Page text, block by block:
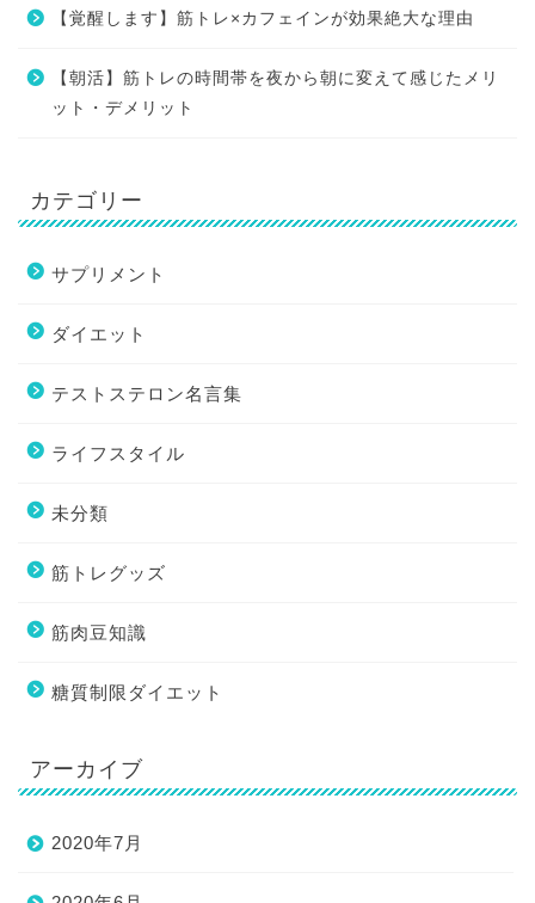
【覚醒します】筋トレ×カフェインが効果絶大な理由
【朝活】筋トレの時間帯を夜から朝に変えて感じたメリ
ット・デメリット
カテゴリー
サプリメント
ダイエット
テストステロン名言集
ライフスタイル
未分類
筋トレグッズ
筋肉豆知識
糖質制限ダイエット
アーカイブ
2020年7月